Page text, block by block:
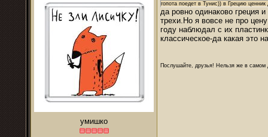
умишко
гопота поедет в Тунис)) в Грецию
да ровно одинаково греция
трехи.Но я вовсе не про
году наблюдал с их
классическое-да какая это
Послушайте, друзья! Нельзя же в самом